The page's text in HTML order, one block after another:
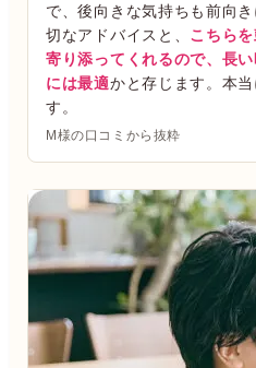
で、後向きな気持ちも前向
切なアドバイスと、 こちら
寄り添ってくれるので、長
には最適かと存じます。本
す。
M様の口コミから抜粋